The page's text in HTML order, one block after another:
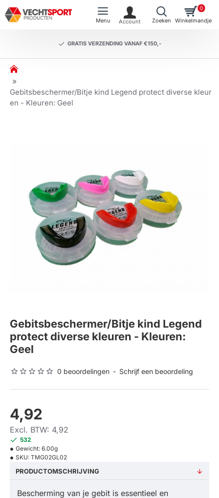
GRATIS VERZENDING VANAF €150,-
0
h
m
e
Gebitsbeschermer/Bitje kind Legend protect diverse kleur
en - Kleuren: Geel
Gebitsbeschermer/Bitje kind Legend
protect diverse kleuren - Kleuren:
Geel
0 beoordelingen - Schrijf een beoordeling
4,92
Excl. BTW: 4,92
532
Gewicht: 6.00g
SKU: TMG02GL02
PRODUCTOMSCHRIJVING
Bescherming van je gebit is essentieel en